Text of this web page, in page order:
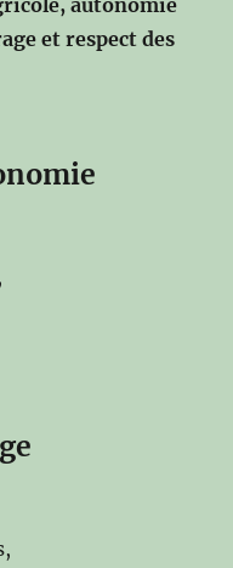
et respect des